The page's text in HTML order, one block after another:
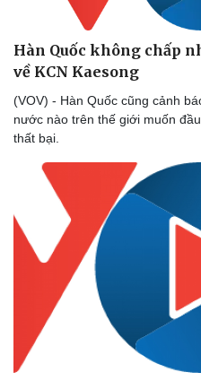
Hàn Quốc không chấp
về KCN Kaesong
(VOV) - Hàn Quốc cũng cảnh
nước nào trên thế giới muốn
thất bại.